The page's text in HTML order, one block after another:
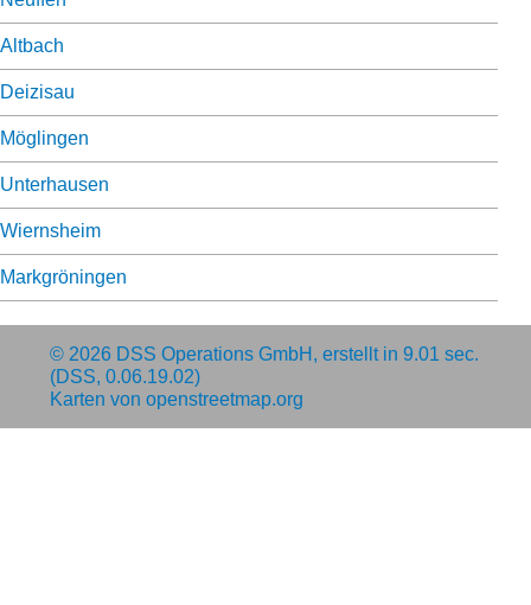
Altbach
Deizisau
Möglingen
Unterhausen
Wiernsheim
Markgröningen
© 2026 DSS Operations GmbH , erstellt in 9.01 sec.
(DSS, 0.06.19.02)
Karten von openstreetmap.org